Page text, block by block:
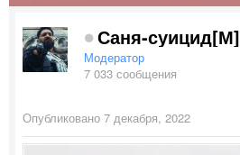
Саня-суицид[М]
Модератор
7 033 сообщения
Опубликовано 7 декабря, 2022